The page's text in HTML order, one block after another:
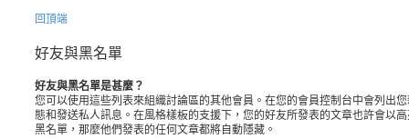
回頂端
好友與黑名單
好友與黑名單是甚麼？
您可以使用這些列表來組織討論區的其他會員。在您的會員控制台中會列出
態和發送私人訊息。在風格樣板的支援下，您的好友所發表的文章也許會以
黑名單，那麼他們發表的任何文章都將自動隱藏。